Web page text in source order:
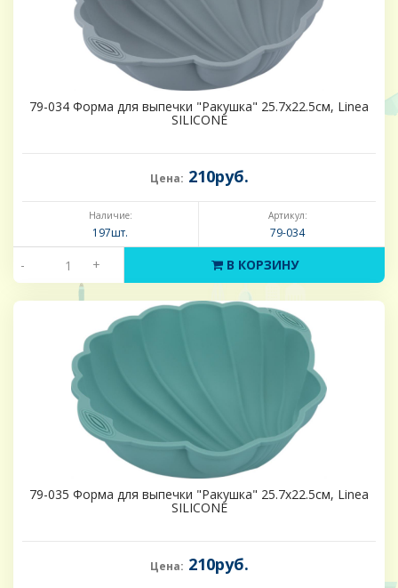
79-034 Форма для выпечки "Ракушка" 25.7х22.5см, Linea
SILICONE
Цена: 210руб.
Наличие:
197шт.
Артикул:
79-034
- + В КОРЗИНУ
79-035 Форма для выпечки "Ракушка" 25.7х22.5см, Linea
SILICONE
Цена: 210руб.